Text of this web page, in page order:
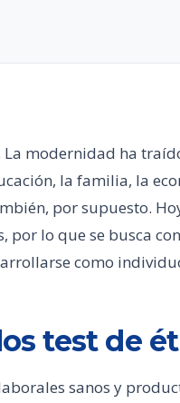
modernidad ha
la familia, la
por supuesto.
por lo que se busca
como
test de
sanos y